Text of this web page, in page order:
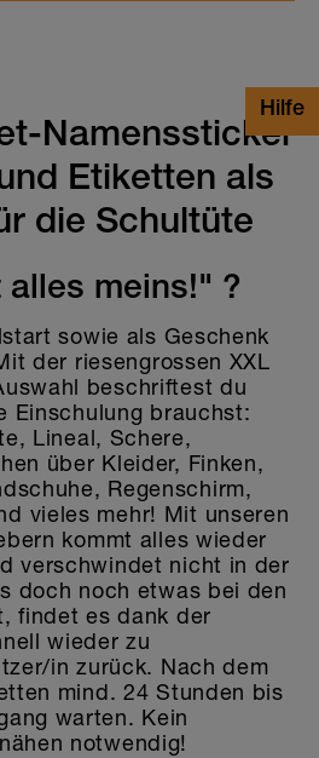
Namenssticker
Etiketten als
die Schultüte
meins!" ?
sowie als Geschenk
der riesengrossen XXL
beschriftest du
Einschulung brauchst:
Lineal, Schere,
über Kleider, Finken,
Regenschirm,
vieles mehr! Mit unseren
kommt alles wieder
verschwindet nicht in der
doch noch etwas bei den
findet es dank der
wieder zu
in zurück. Nach dem
mind. 24 Stunden bis
warten. Kein
notwendig!